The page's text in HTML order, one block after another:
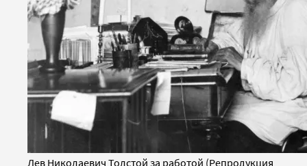
Лев Николаевич Толстой за работой (Репродукция